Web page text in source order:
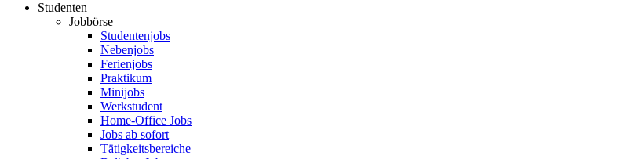
Studenten
Jobbörse
Studentenjobs
Nebenjobs
Ferienjobs
Praktikum
Minijobs
Werkstudent
Home-Office Jobs
Jobs ab sofort
Tätigkeitsbereiche